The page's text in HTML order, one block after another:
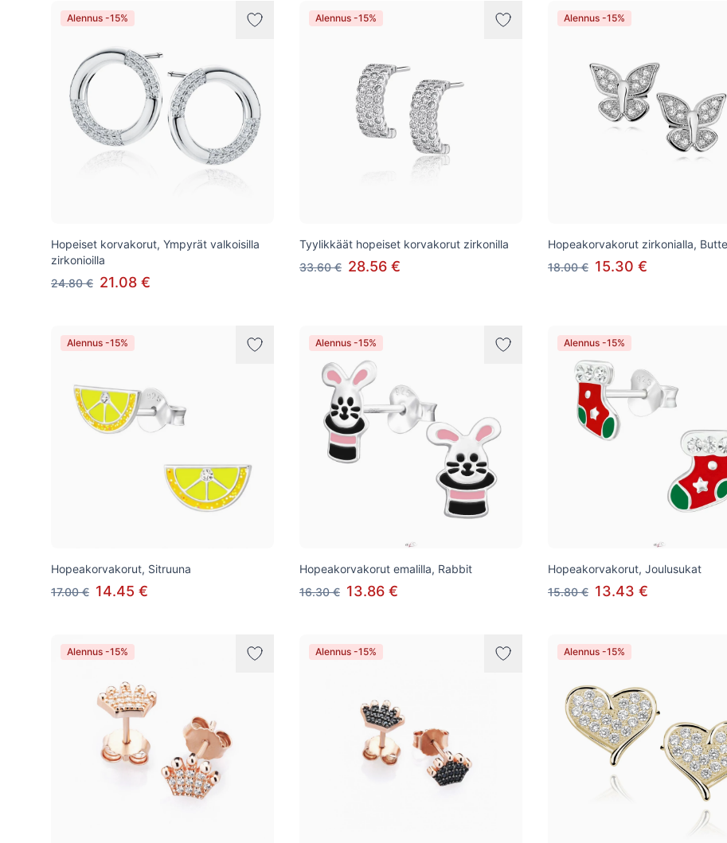
Alennus -15%
Hopeiset korvakorut, Ympyrät valkoisilla
zirkonioilla
24.80 € 21.08 €
Alennus -15%
Tyylikkäät hopeiset korvakorut zirkonilla
33.60 € 28.56 €
Alennus -15%
Hopeakorvakorut zirkonialla,
18.00 € 15.30 €
Alennus -15%
Hopeakorvakorut, Sitruuna
17.00 € 14.45 €
Alennus -15%
Hopeakorvakorut emalilla, Rabbit
16.30 € 13.86 €
Alennus -15%
Hopeakorvakorut, Joulusukat
15.80 € 13.43 €
Alennus -15% Alennus -15% Alennus -15%